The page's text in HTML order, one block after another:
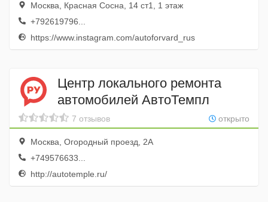
Москва, Красная Сосна, 14 ст1, 1 этаж
+792619796...
https://www.instagram.com/autoforvard_rus
Центр локального ремонта
автомобилей АвтоТемпл
открыто
7 отзывов
Москва, Огородный проезд, 2А
+749576633...
http://autotemple.ru/